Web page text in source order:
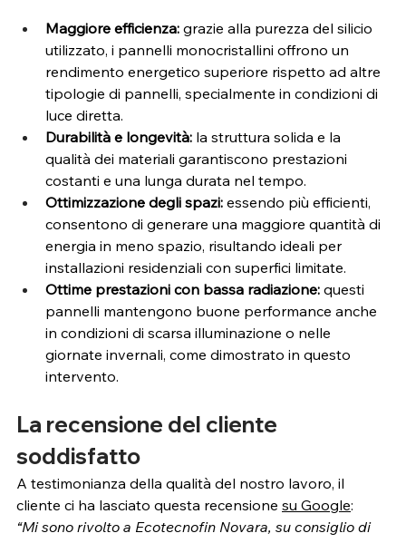
Maggiore efficienza: grazie alla purezza del silicio
utilizzato, i pannelli monocristallini offrono un
rendimento energetico superiore rispetto ad altre
tipologie di pannelli, specialmente in condizioni di
luce diretta.
Durabilità e longevità: la struttura solida e la
qualità dei materiali garantiscono prestazioni
costanti e una lunga durata nel tempo.
Ottimizzazione degli spazi: essendo più efficienti,
consentono di generare una maggiore quantità di
energia in meno spazio, risultando ideali per
installazioni residenziali con superfici limitate.
Ottime prestazioni con bassa radiazione: questi
pannelli mantengono buone performance anche
in condizioni di scarsa illuminazione o nelle
giornate invernali, come dimostrato in questo
intervento.
La recensione del cliente
soddisfatto
A testimonianza della qualità del nostro lavoro, il
cliente ci ha lasciato questa recensione su Google:
“Mi sono rivolto a Ecotecnofin Novara, su consiglio di